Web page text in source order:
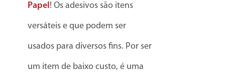
Papel ! Os adesivos são itens
versáteis e que podem ser
usados para diversos fins. Por ser
um item de baixo custo, é uma